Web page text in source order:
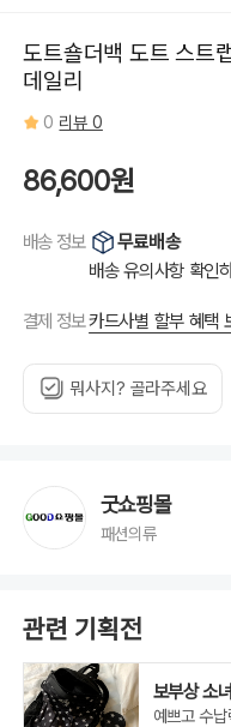
도트숄더백 도트 스트
데일리
0 리뷰 0
86,600원
배송 정보
무료배송
배송 유의사항 확인
결제 정보카드사별 할부 혜택
뭐사지? 골라주세요
굿쇼핑몰
패션의류
관련 기획전
보부상 소
예쁘고 수